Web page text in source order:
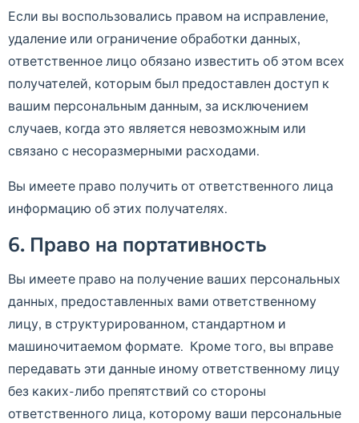
Если вы воспользовались правом на исправление,
удаление или ограничение обработки данных,
ответственное лицо обязано известить об этом всех
получателей, которым был предоставлен доступ к
вашим персональным данным, за исключением
случаев, когда это является невозможным или
связано с несоразмерными расходами.
Вы имеете право получить от ответственного лица
информацию об этих получателях.
6. Право на портативность
Вы имеете право на получение ваших персональных
данных, предоставленных вами ответственному
лицу, в структурированном, стандартном и
машиночитаемом формате. Кроме того, вы вправе
передавать эти данные иному ответственному лицу
без каких-либо препятствий со стороны
ответственного лица, которому ваши персональные